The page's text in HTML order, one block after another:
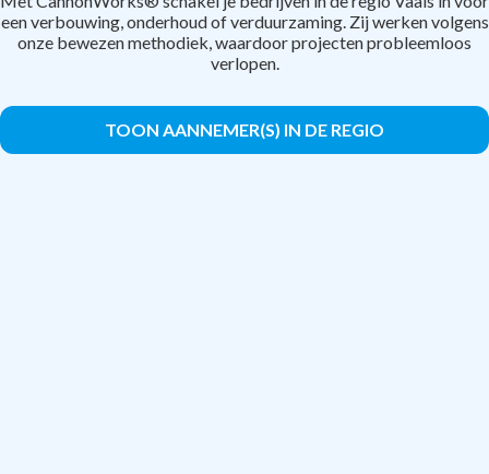
een verbouwing, onderhoud of verduurzaming. Zij werken volgens
onze bewezen methodiek, waardoor projecten probleemloos
verlopen.
TOON AANNEMER(S) IN DE REGIO